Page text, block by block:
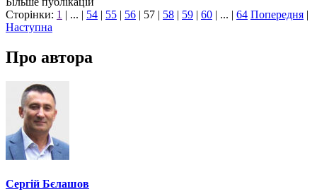
Сторінки: 1 | ... | 54 | 55 | 56 | 57 | 58 | 59 | 60 | ... | 64 Попередня |
Наступна
Про автора
Сергій Бєлашов